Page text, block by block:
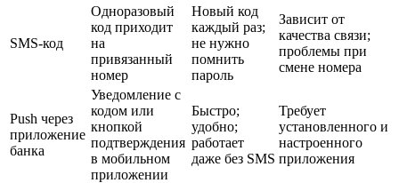
SMS-код
Одноразовый
код приходит
на
привязанный
номер
Новый код
каждый раз;
не нужно
помнить
пароль
Зависит от
качества связи;
проблемы при
смене номера
Push через
приложение
банка
Уведомление с
кодом или
кнопкой
подтверждения
в мобильном
приложении
Быстро;
удобно;
работает
даже без SMS
Требует
установленного и
настроенного
приложения